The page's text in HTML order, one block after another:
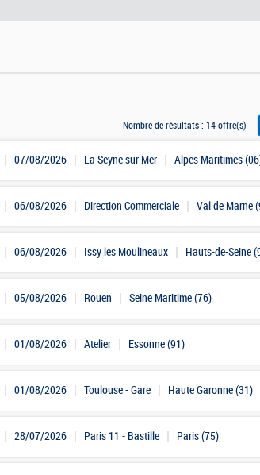
Nombre de résultats : 14 offre(s)
07/08/2026 La Seyne sur Mer Alpes Maritimes
06/08/2026 Direction Commerciale Val de Marne
06/08/2026 Issy les Moulineaux Hauts-de-Seine
05/08/2026 Rouen Seine Maritime (76)
01/08/2026 Atelier Essonne (91)
01/08/2026 Toulouse - Gare Haute Garonne (31)
28/07/2026 Paris 11 - Bastille Paris (75)